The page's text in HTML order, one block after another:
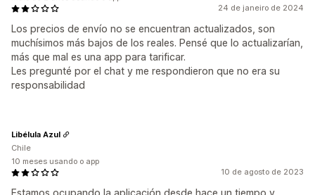
24 de janeiro de 2024
Los precios de envío no se encuentran actualizados, son
muchísimos más bajos de los reales. Pensé que lo actualizarían,
más que mal es una app para tarificar.
Les pregunté por el chat y me respondieron que no era su
responsabilidad
10 de agosto de 2023
Estamos ocupando la aplicación desde hace un tiempo y
Libélula Azul
Chile
10 meses usando o app